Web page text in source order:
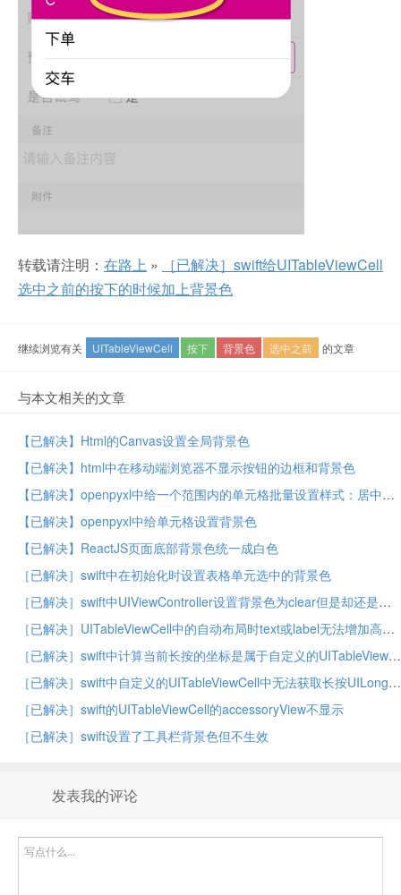
转载请注明： 在路上 »
［已解决］swift给UITableViewCell
选中之前的按下的时候加上背景色
继续浏览有关 UITableViewCell 按下 背景色 选中之前 的文章
与本文相关的文章
【已解决】Html的Canvas设置全局背景色
【已解决】html中在移动端浏览器不显示按钮的边框和背景色
【已解决】openpyxl中给一个范围内的单元格批量设置样式：居中对齐和背景色
【已解决】openpyxl中给单元格设置背景色
【已解决】ReactJS页面底部背景色统一成白色
［已解决］swift中在初始化时设置表格单元选中的背景色
［已解决］swift中UIViewController设置背景色为clear但是却还是显示黑色
［已解决］UITableViewCell中的自动布局时text或label无法增加高度
［已解决］swift中计算当前长按的坐标是属于自定义的UITableViewCell中哪个子视图的
［已解决］swift中自定义的UITableViewCell中无法获取长按UILongPressGestureRecognizer
［已解决］swift的UITableViewCell的accessoryView不显示
［已解决］swift设置了工具栏背景色但不生效
发表我的评论